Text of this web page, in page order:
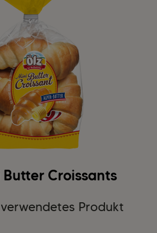
Butter Croissants
Produkt